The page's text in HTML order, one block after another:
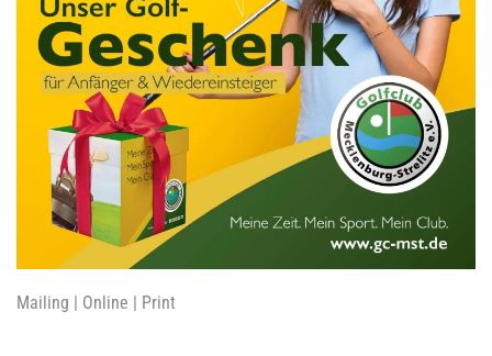
Mailing | Online | Print